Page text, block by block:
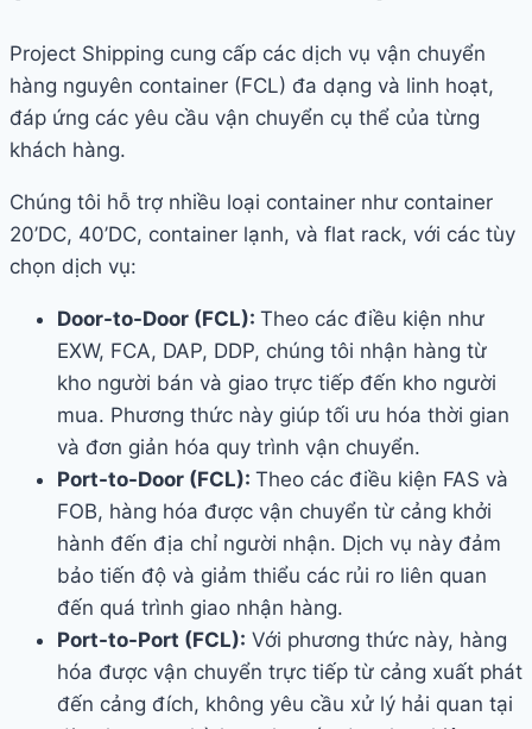
Project Shipping cung cấp các dịch vụ vận chuyển
hàng nguyên container (FCL) đa dạng và linh hoạt,
đáp ứng các yêu cầu vận chuyển cụ thể của từng
khách hàng.
Chúng tôi hỗ trợ nhiều loại container như container
20’DC, 40’DC, container lạnh, và flat rack, với các tùy
chọn dịch vụ:
Door-to-Door (FCL): Theo các điều kiện như
EXW, FCA, DAP, DDP, chúng tôi nhận hàng từ
kho người bán và giao trực tiếp đến kho người
mua. Phương thức này giúp tối ưu hóa thời gian
và đơn giản hóa quy trình vận chuyển.
Port-to-Door (FCL): Theo các điều kiện FAS và
FOB, hàng hóa được vận chuyển từ cảng khởi
hành đến địa chỉ người nhận. Dịch vụ này đảm
bảo tiến độ và giảm thiểu các rủi ro liên quan
đến quá trình giao nhận hàng.
Port-to-Port (FCL): Với phương thức này, hàng
hóa được vận chuyển trực tiếp từ cảng xuất phát
đến cảng đích, không yêu cầu xử lý hải quan tại